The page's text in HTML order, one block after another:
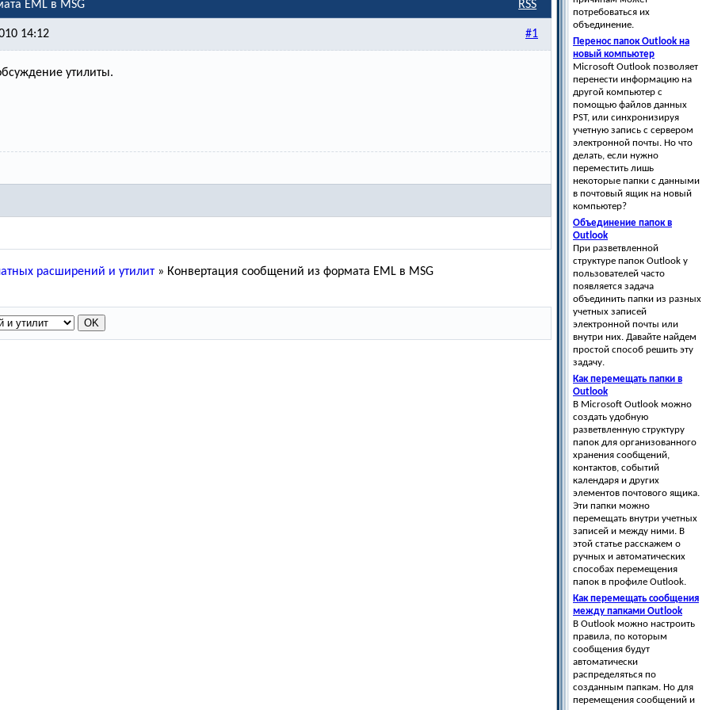
RSS
EML в MSG
#1
14:12
утилиты.
расширений и утилит » Конвертация сообщений из формата EML в MSG
потребоваться их
объединение.
Перенос папок Outlook на
новый компьютер
Microsoft Outlook позволяет
перенести информацию на
другой компьютер с
помощью файлов данных
PST, или синхронизируя
учетную запись с сервером
электронной почты. Но что
делать, если нужно
переместить лишь
некоторые папки с данными
в почтовый ящик на новый
компьютер?
Объединение папок в
Outlook
При разветвленной
структуре папок Outlook у
пользователей часто
появляется задача
объединить папки из разных
учетных записей
электронной почты или
внутри них. Давайте найдем
простой способ решить эту
задачу.
Как перемещать папки в
Outlook
В Microsoft Outlook можно
создать удобную
разветвленную структуру
папок для организованного
хранения сообщений,
контактов, событий
календаря и других
элементов почтового ящика.
Эти папки можно
перемещать внутри учетных
записей и между ними. В
этой статье расскажем о
ручных и автоматических
способах перемещения
папок в профиле Outlook.
Как перемещать сообщения
между папками Outlook
В Outlook можно настроить
правила, по которым
сообщения будут
автоматически
распределяться по
созданным папкам. Но для
перемещения сообщений и